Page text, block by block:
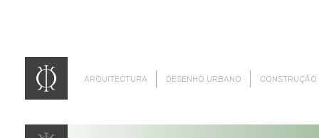
ARQUITECTURA DESENHO URBANO CONSTRUÇÃO